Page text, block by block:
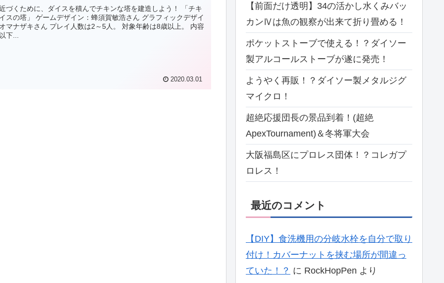
づくために、ダイスを積んでチキンな塔を建造しよう！ 「チキ
スの塔」 ゲームデザイン：蜂須賀敏浩さん グラフィックデザイ
ん プレイ人数は2～5人。 対象年齢は8歳以上。 内容
下...
2020.03.01
【前面だけ透明】34の活かし水くみバッ
カンⅣは魚の観察が出来て折り畳める！
ポケットストーブで使える！？ダイソー
製アルコールストーブが遂に発売！
ようやく再販！？ダイソー製メタルジグ
マイクロ！
超絶応援団長の景品到着！(超絶
ApexTournament)＆冬将軍大会
大阪福島区にプロレス団体！？コレガプ
ロレス！
最近のコメント
【DIY】食洗機用の分岐水栓を自分で取り
付け！カバーナットを挟む場所が間違っ
ていた！？ に RockHopPen より